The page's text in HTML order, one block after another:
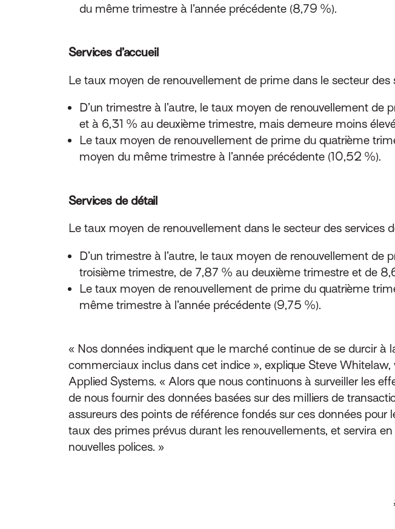
du même trimestre à l’année précédente (8,79 %).
Services d’accueil
Le taux moyen de renouvellement de prime dans le secteur
D’un trimestre à l’autre, le taux moyen de renouvellement
et à 6,31 % au deuxième trimestre, mais demeure moins
Le taux moyen de renouvellement de prime du quatrième
moyen du même trimestre à l’année précédente (10,52 %).
Services de détail
Le taux moyen de renouvellement dans le secteur des
D’un trimestre à l’autre, le taux moyen de renouvellement
troisième trimestre, de 7,87 % au deuxième trimestre et de
Le taux moyen de renouvellement de prime du quatrième
même trimestre à l’année précédente (9,75 %).
« Nos données indiquent que le marché continue de se durcir
commerciaux inclus dans cet indice », explique Steve
Applied Systems. « Alors que nous continuons à surveiller les
de nous fournir des données basées sur des milliers de
assureurs des points de référence fondés sur ces données
taux des primes prévus durant les renouvellements, et servira
nouvelles polices. »